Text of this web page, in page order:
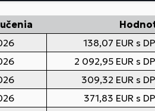
138,07 EUR s
2 092,95 EUR s
309,32 EUR s
371,83 EUR s